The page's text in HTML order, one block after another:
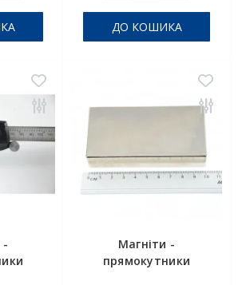
ДО КОШИКА
-
Магніти -
прямокутники